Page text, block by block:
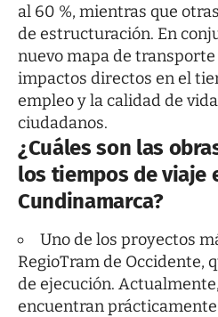
al 60 %, mientras que
de estructuración. En
nuevo mapa de transporte
impactos directos en el
empleo y la calidad de
ciudadanos.
¿Cuáles son las
los tiempos de viaje
Cundinamarca?
Uno de los proyectos
RegioTram de Occidente,
de ejecución.
encuentran